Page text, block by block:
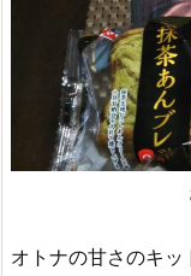
オトナの甘さのキ